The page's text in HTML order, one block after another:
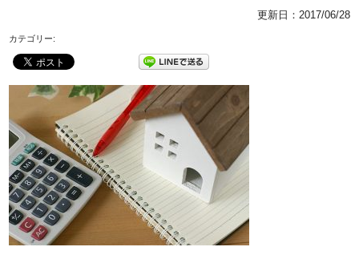
更新日：2017/06/28
カテゴリー: